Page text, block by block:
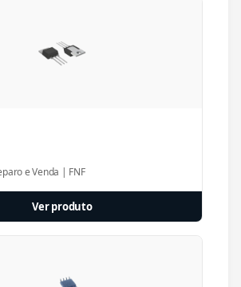
e Venda | FNF
Ver produto